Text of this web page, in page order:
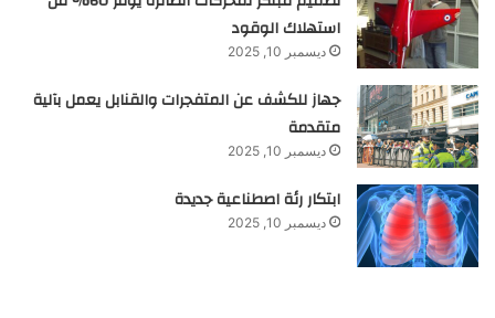
استهلاك الوقود
ديسمبر 10, 2025
جهاز للكشف عن المتفجرات والقنابل يعمل بآلية
متقدمة
ديسمبر 10, 2025
ابتكار رئة اصطناعية جديدة
ديسمبر 10, 2025